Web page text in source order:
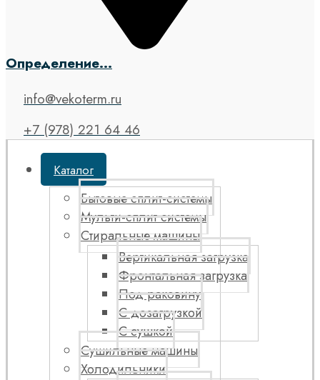
Определение...
info@vekoterm.ru
+7 (978) 221 64 46
Каталог
Бытовые сплит-системы
Мульти-сплит системы
Стиральные машины
Вертикальная загрузка
Фронтальная загрузка
Под раковину
С дозагрузкой
С сушкой
Сушильные машины
Холодильники